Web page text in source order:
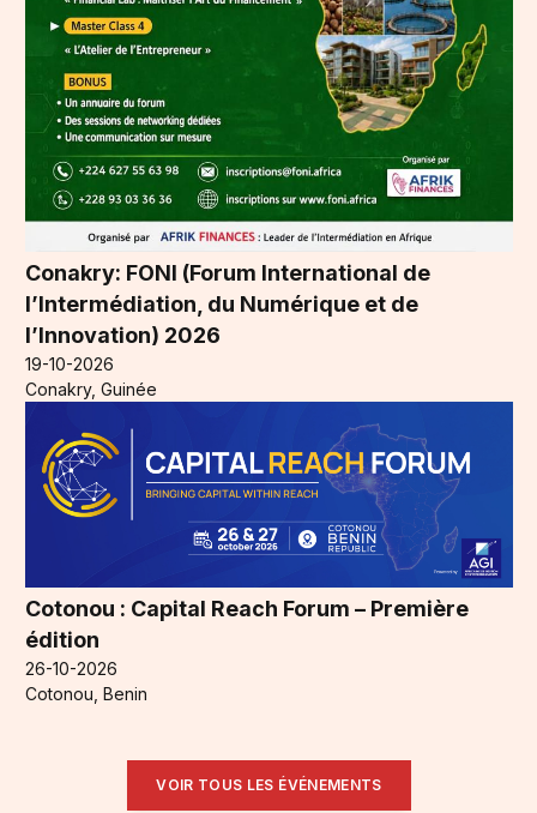
Conakry: FONI (Forum International de
l’Intermédiation, du Numérique et de
l’Innovation) 2026
19-10-2026
Conakry, Guinée
Cotonou : Capital Reach Forum – Première
édition
26-10-2026
Cotonou, Benin
VOIR TOUS LES ÉVÉNEMENTS